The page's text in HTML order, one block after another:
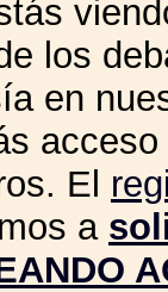
los
en
El
a